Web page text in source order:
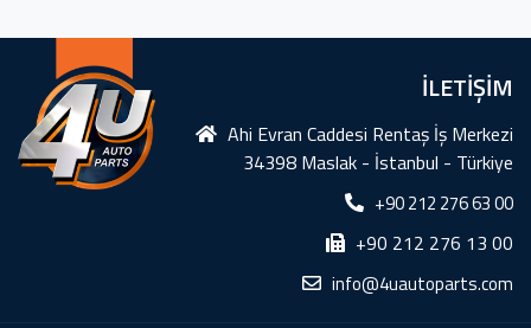
İLETİŞİM
Ahi Evran Caddesi Rentaş İş Merkezi
34398 Maslak - İstanbul - Türkiye
+90 212 276 63 00
+90 212 276 13 00
info@4uautoparts.com